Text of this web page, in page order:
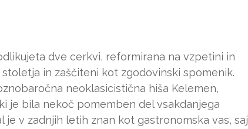
dve cerkvi, reformirana na vzpetini in
in zaščiteni kot zgodovinski spomenik.
neoklasicistična hiša Kelemen,
je bila nekoč pomemben del vsakdanjega
v zadnjih letih znan kot gastronomska vas, saj